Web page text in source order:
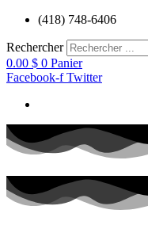
Aller
contenu
(418) 748-6406
Rechercher
0.00 $ 0 Panier
Facebook-f Twitter